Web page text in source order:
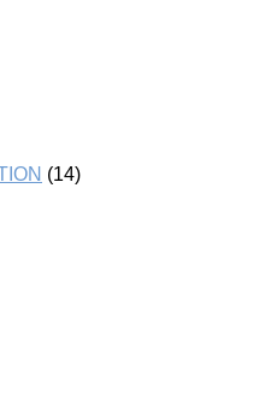
(14)